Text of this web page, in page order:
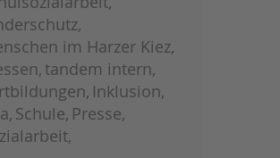
im Harzer Kiez
tandem intern
Inklusion
Schule Presse